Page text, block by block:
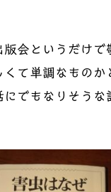
版会というだけで
くて単調なものか
にでもなりそうな